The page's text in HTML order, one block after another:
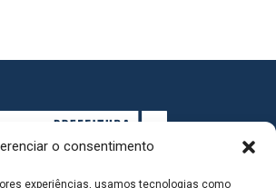
o consentimento
experiências, usamos tecnologias como